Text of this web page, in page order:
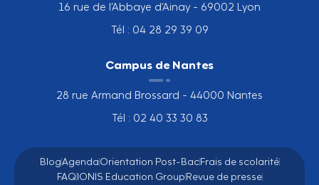
16 rue de l’Abbaye d’Ainay - 69002 Lyon
Tél : 04 28 29 39 09
Campus de Nantes
28 rue Armand Brossard - 44000 Nantes
Tél : 02 40 33 30 83
BlogAgendaOrientation Post-BacFrais de scolarité
FAQIONIS Education GroupRevue de presse